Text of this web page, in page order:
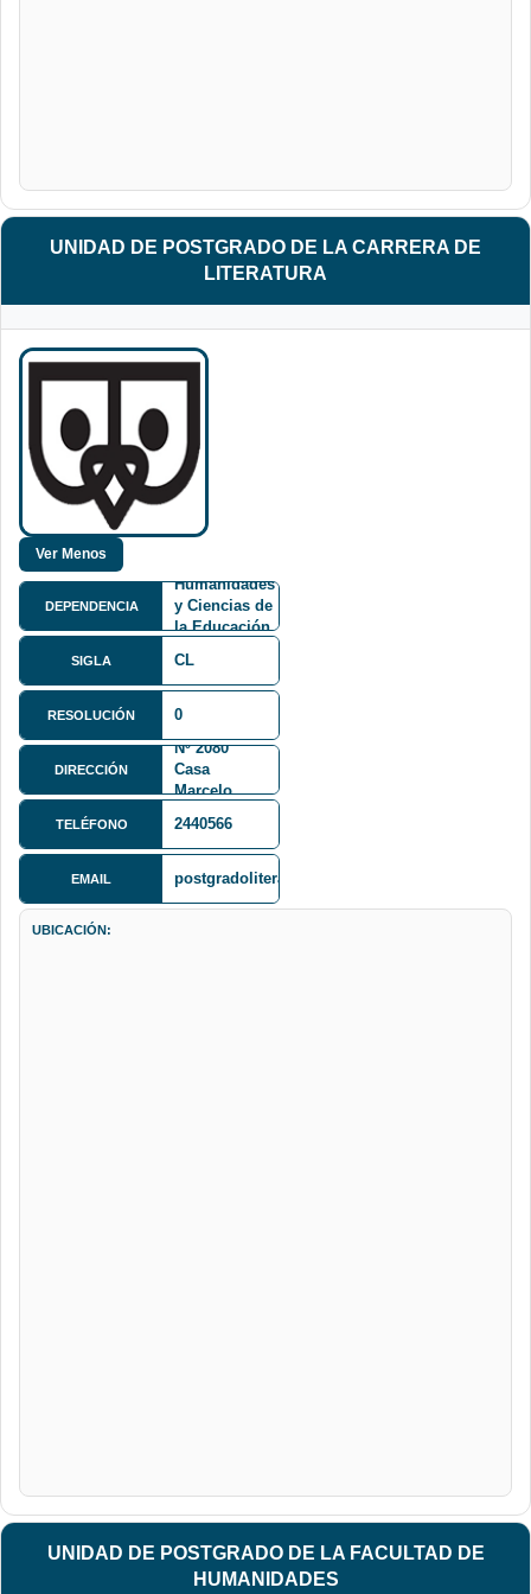
UNIDAD DE POSTGRADO DE LA CARRERA DE
LITERATURA
DEPENDENCIA
Humanidades
y Ciencias de
la Educación
SIGLA CL
RESOLUCIÓN 0
DIRECCIÓN
Avenida 6
Nº 2080
Casa
Marcelo
ta Cruz
TELÉFONO 2440566
EMAIL postgradoliteraturaumsa@gmail.com
UBICACIÓN:
UNIDAD DE POSTGRADO DE LA FACULTAD DE
HUMANIDADES